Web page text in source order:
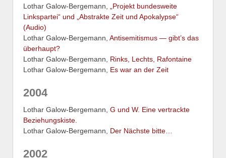
Lothar Galow-Bergemann,
„Projekt bundesweite
Linkspartei“ und „Abstrakte Zeit und Apokalypse“
(Audio)
Lothar Galow-Bergemann, Antisemitismus — gibt’s das
überhaupt?
Lothar Galow-Bergemann, Rinks, Lechts, Rafontaine
Lothar Galow-Bergemann, Es war an der Zeit
2004
Lothar Galow-Bergemann, G und W. Eine vertrackte
Beziehungskiste.
Lothar Galow-Bergemann, Der Nächste bitte…
2002